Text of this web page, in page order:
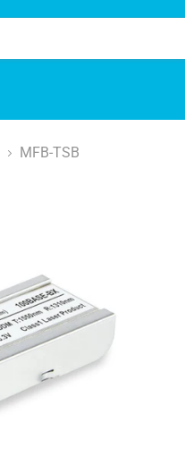
MFB-TSB